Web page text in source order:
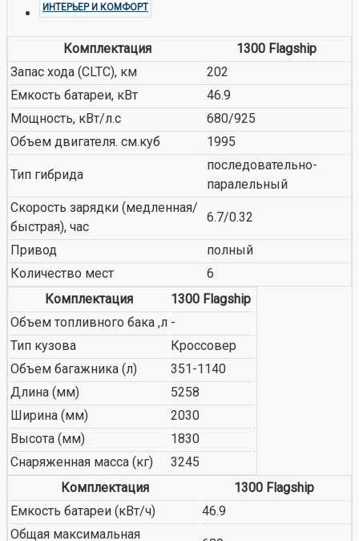
ИНТЕРЬЕР И КОМФОРТ
Комплектация
1300 Flagship
Запас хода (CLTC), км
202
Емкость батареи, кВт
46.9
Мощность, кВт/л.с
680/925
Объем двигателя. см.куб
1995
Тип гибрида
последовательно-
паралельный
Скорость зарядки (медленная/
быстрая), час
6.7/0.32
Привод
полный
Количество мест
6
Комплектация
1300 Flagship
Объем топливного бака ,л -
Тип кузова
Кроссовер
Объем багажника (л)
351-1140
Длина (мм)
5258
Ширина (мм)
2030
Высота (мм)
1830
Снаряженная масса (кг)
3245
Комплектация
1300 Flagship
Емкость батареи (кВт/ч)
46.9
Общая максимальная